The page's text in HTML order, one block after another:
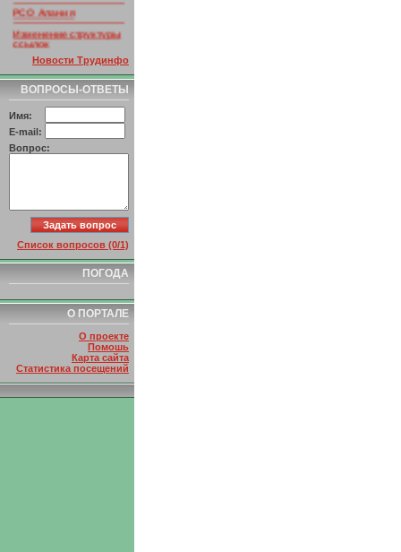
РСО Алания
Изменение структуры
ссылок
Новости Трудинфо
ВОПРОСЫ-ОТВЕТЫ
Имя:
E-mail:
Вопрос:
Список вопросов (0/1)
ПОГОДА
О ПОРТАЛЕ
О проекте
Помошь
Карта сайта
Статистика посещений